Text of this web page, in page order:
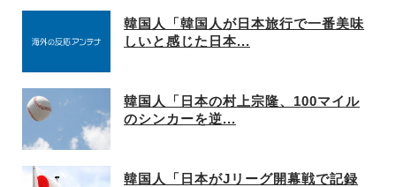
韓国人「韓国人が日本旅行で一番美味
しいと感じた日本...
韓国人「日本の村上宗隆、100マイル
のシンカーを逆...
韓国人「日本がJリーグ開幕戦で記録